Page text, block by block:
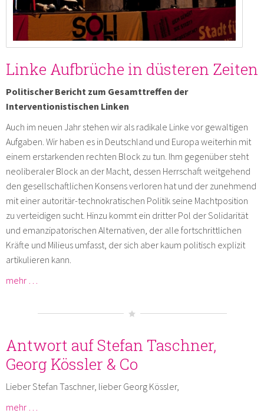
Linke Aufbrüche in düsteren Zeiten
Politischer Bericht zum Gesamttreffen der
Interventionistischen Linken
Auch im neuen Jahr stehen wir als radikale Linke vor gewaltigen
Aufgaben. Wir haben es in Deutschland und Europa weiterhin mit
einem erstarkenden rechten Block zu tun. Ihm gegenüber steht
neoliberaler Block an der Macht, dessen Herrschaft weitgehend
den gesellschaftlichen Konsens verloren hat und der zunehmend
mit einer autoritär-technokratischen Politik seine Machtposition
zu verteidigen sucht. Hinzu kommt ein dritter Pol der Solidarität
und emanzipatorischen Alternativen, der alle fortschrittlichen
Kräfte und Milieus umfasst, der sich aber kaum politisch explizit
artikulieren kann.
mehr …
Antwort auf Stefan Taschner,
Georg Kössler & Co
Lieber Stefan Taschner, lieber Georg Kössler,
mehr …